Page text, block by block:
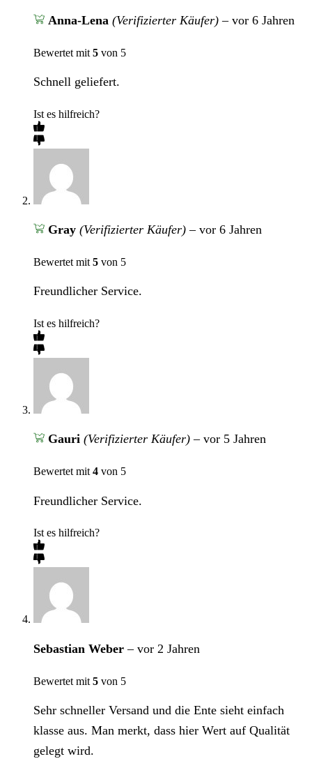
Anna-Lena (Verifizierter Käufer) – vor 6 Jahren
Bewertet mit 5 von 5
Schnell geliefert.
Ist es hilfreich?
Gray (Verifizierter Käufer) – vor 6 Jahren
Bewertet mit 5 von 5
Freundlicher Service.
Ist es hilfreich?
Gauri (Verifizierter Käufer) – vor 5 Jahren
Bewertet mit 4 von 5
Freundlicher Service.
Ist es hilfreich?
Sebastian Weber– vor 2 Jahren
Bewertet mit 5 von 5
Sehr schneller Versand und die Ente sieht einfach
klasse aus. Man merkt, dass hier Wert auf Qualität
gelegt wird.